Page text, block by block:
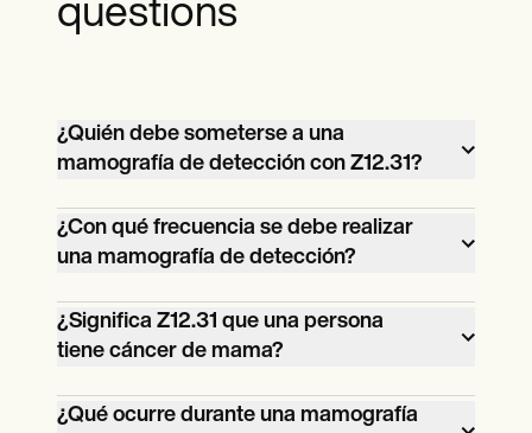
questions
¿Quién debe someterse a una
mamografía de detección con Z12.31?
En general, se recomienda que las
mujeres mayores de 40 años se sometan
Sin embargo, las pautas específicas
pueden variar según los antecedentes
consultar a un proveedor de atención
¿Con qué frecuencia se debe realizar
una mamografía de detección?
La frecuencia recomendada para las
mamografías de detección suele ser cada
de 40 años. Sin embargo, las
¿Significa Z12.31 que una persona
tiene cáncer de mama?
No, el Z12.31 es un código que se usa para
¿Qué ocurre durante una mamografía